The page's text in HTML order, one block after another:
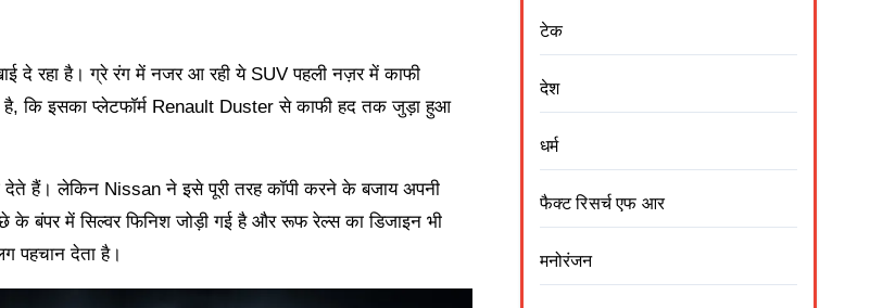
दे रहा है। ग्रे रंग में नजर आ रही ये SUV पहली नज़र में काफी
है, कि इसका प्लेटफॉर्म Renault Duster से काफी हद तक जुड़ा हुआ
हैं। लेकिन Nissan ने इसे पूरी तरह कॉपी करने के बजाय अपनी
बंपर में सिल्वर फिनिश जोड़ी गई है और रूफ रेल्स का डिजाइन भी
पहचान देता है।
टेक
देश
धर्म
फैक्ट रिसर्च एफ आर
मनोरंजन